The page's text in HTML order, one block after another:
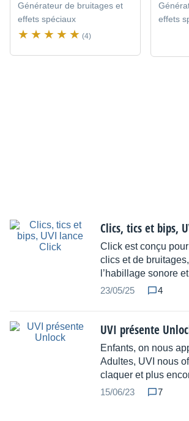
Générateur de bruitages et
effets spéciaux
(4)
effets
Clics, tics et bips,
Click est conçu
clics et de
l’habillage sonore
23/05/25
4
UVI présente
Enfants, on nous
Adultes, UVI nous
claquer et plus
15/06/23
7